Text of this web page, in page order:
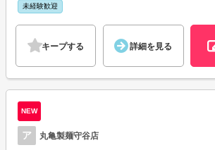
未経験歓迎
キープする 詳細を見る
NEW
ア 丸亀製麺守谷店